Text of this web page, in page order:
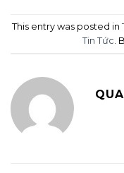
This entry was posted in
Tin Tức .